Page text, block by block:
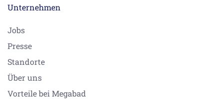
Unternehmen
Jobs
Presse
Standorte
Über uns
Vorteile bei Megabad